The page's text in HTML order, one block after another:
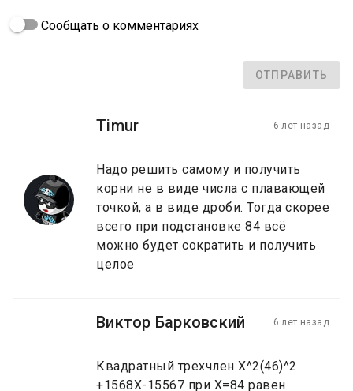
Сообщать о комментариях
ОТПРАВИТЬ
Timur 6 лет назад
Надо решить самому и получить
корни не в виде числа с плавающей
точкой, а в виде дроби. Тогда скорее
всего при подстановке 84 всё
можно будет сократить и получить
целое
Виктор Барковский 6 лет назад
Квадратный трехчлен X^2(46)^2
+1568X-15567 при X=84 равен